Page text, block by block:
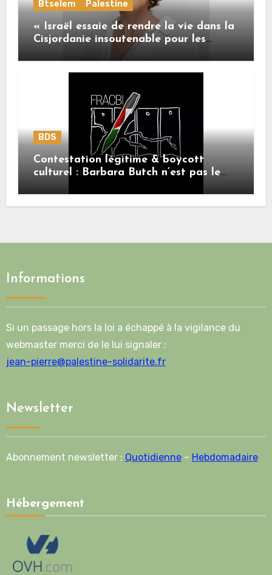
Btselem Palestine
« Israël essaie de rendre la vie dans la
Cisjordanie insoutenable pour les
BDS
Contestation légitime & boycott
culturel : Barbara Butch n’est pas le
Informations
Si un passage hors la loi a échappé à la vigilance du
webmaster merci de le lui signaler :
jean-pierre@palestine-solidarite.fr
Newsletter
Abonnement newsletter : Quotidienne– Hebdomadaire
Hébergement